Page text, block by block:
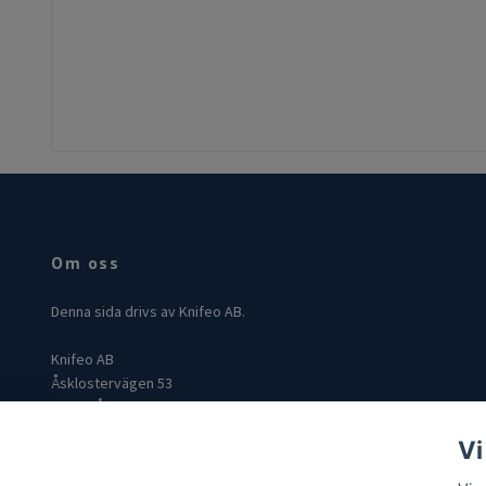
Om oss
Denna sida drivs av Knifeo AB.
Knifeo AB
Åsklostervägen 53
432 96 Åskloster